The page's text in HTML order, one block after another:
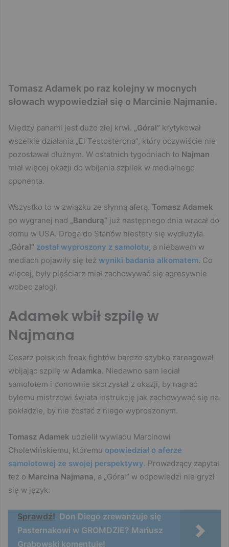
Tomasz Adamek po raz kolejny w mocnych
słowach wypowiedział się o Marcinie Najmanie.
Między panami jest dużo złej krwi. „Góral” krytykował
wszelkie działania „El Testosterona”, który oczywiście nie
pozostawał dłużnym. W ostatnich tygodniach to Najman
miał więcej okazji do wbijania szpilek w medialnego
oponenta.
Wszystko to w związku ze słynną aferą. Tomasz Adamek
po wygranej nad
„Bandurą” już następnego dnia wracał do
domu w USA. Droga do Stanów niestety się wydłużyła.
„Góral” został wyproszony z samolotu, a niebawem w
mediach pojawiły się też wyniki badania alkomatem. Co
więcej, były pięściarz miał zachowywać się agresywnie
wobec załogi.
Adamek wbił szpilę w
Najmana
Cesarz polskich freak fightów bardzo szybko zareagował
wbijając szpilę w Adamka. Niedawno sam leciał
samolotem i ponownie skorzystał z okazji, by nagrać
byłemu mistrzowi świata instrukcję jak zachowywać się na
pokładzie, by nie zostać z niego wyproszonym.
Tomasz Adamek udzielił wywiadu Marcinowi
Cholewińskiemu, któremu opowiedział o aferze
samolotowej ze swojej perspektywy. Prowadzący zapytał
też o Marcina Najmana, a „Góral” w odpowiedzi nie gryzł
się w język:
Sprawdź! Don Diego zrewanżuje się
Pasternakowi w GROMDZIE? Mariusz
Grabowski komentuje!